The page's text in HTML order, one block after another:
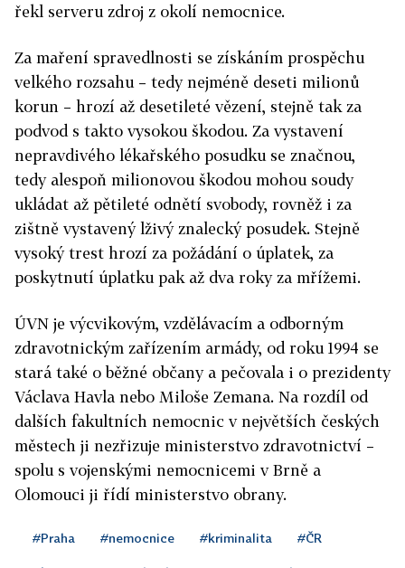
řekl serveru zdroj z okolí nemocnice.
Za maření spravedlnosti se získáním prospěchu
velkého rozsahu – tedy nejméně deseti milionů
korun – hrozí až desetileté vězení, stejně tak za
podvod s takto vysokou škodou. Za vystavení
nepravdivého lékařského posudku se značnou,
tedy alespoň milionovou škodou mohou soudy
ukládat až pětileté odnětí svobody, rovněž i za
zištně vystavený lživý znalecký posudek. Stejně
vysoký trest hrozí za požádání o úplatek, za
poskytnutí úplatku pak až dva roky za mřížemi.
ÚVN je výcvikovým, vzdělávacím a odborným
zdravotnickým zařízením armády, od roku 1994 se
stará také o běžné občany a pečovala i o prezidenty
Václava Havla nebo Miloše Zemana. Na rozdíl od
dalších fakultních nemocnic v největších českých
městech ji nezřizuje ministerstvo zdravotnictví –
spolu s vojenskými nemocnicemi v Brně a
Olomouci ji řídí ministerstvo obrany.
#Praha #nemocnice #kriminalita #ČR